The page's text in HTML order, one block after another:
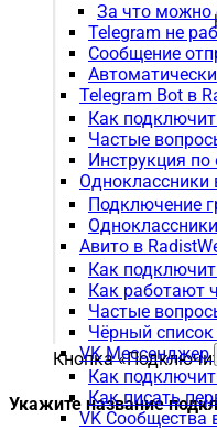
За что можно
Telegram не
Сообщение
Telegram Bot в
Как
Частые
Инструкция
Одноклассники
Подключение
Авито в
Как
Как работают
Частые
Чёрный
VK Мессенджер
Как
Как писать
VK Сообщества
Кнопка
Укажите название